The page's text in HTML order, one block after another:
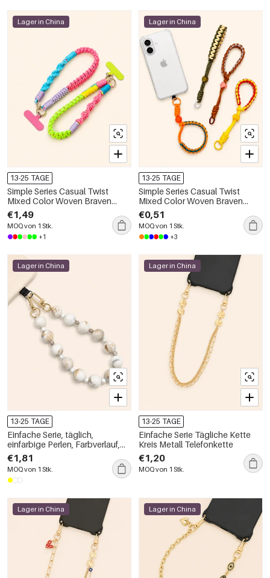
Lager in China
13-25 TAGE
Simple Series Casual Twist
Mixed Color Woven Braven
Rope Phone Chain
€1,49
MOQ von 1 Stk.
+1
Lager in China
13-25 TAGE
Simple Series Casual Twist
Mixed Color Woven Braven
Rope Phone Chain
€0,51
MOQ von 1 Stk.
+3
Lager in China
13-25 TAGE
Einfache Serie, täglich,
einfarbige Perlen, Farbverlauf,
Harz-Handykette
€1,81
MOQ von 1 Stk.
Lager in China
13-25 TAGE
Einfache Serie Tägliche Kette
Kreis Metall Telefonkette
€1,20
MOQ von 1 Stk.
Lager in China Lager in China